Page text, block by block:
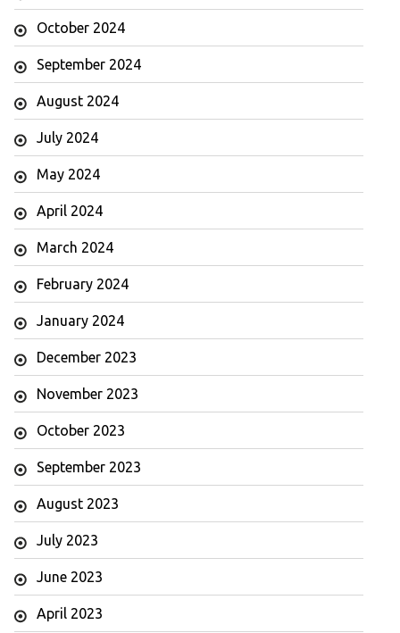
October 2024
September 2024
August 2024
July 2024
May 2024
April 2024
March 2024
February 2024
January 2024
December 2023
November 2023
October 2023
September 2023
August 2023
July 2023
June 2023
April 2023